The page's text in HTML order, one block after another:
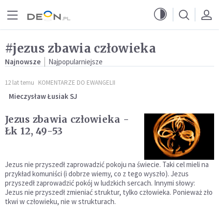
#jezus zbawia człowieka
Najnowsze Najpopularniejsze
12 lat temu KOMENTARZE DO EWANGELII
Mieczysław Łusiak SJ
Jezus zbawia człowieka -
Łk 12, 49-53
Jezus nie przyszedł zaprowadzić pokoju na świecie. Taki cel mieli na
przykład komuniści (i dobrze wiemy, co z tego wyszło). Jezus
przyszedł zaprowadzić pokój w ludzkich sercach. Innymi słowy:
Jezus nie przyszedł zmieniać struktur, tylko człowieka. Ponieważ zło
tkwi w człowieku, nie w strukturach.